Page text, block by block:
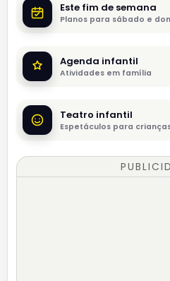
Este fim de semana
Planos para sábado e
Agenda infantil
Atividades em família
Teatro infantil
Espetáculos para